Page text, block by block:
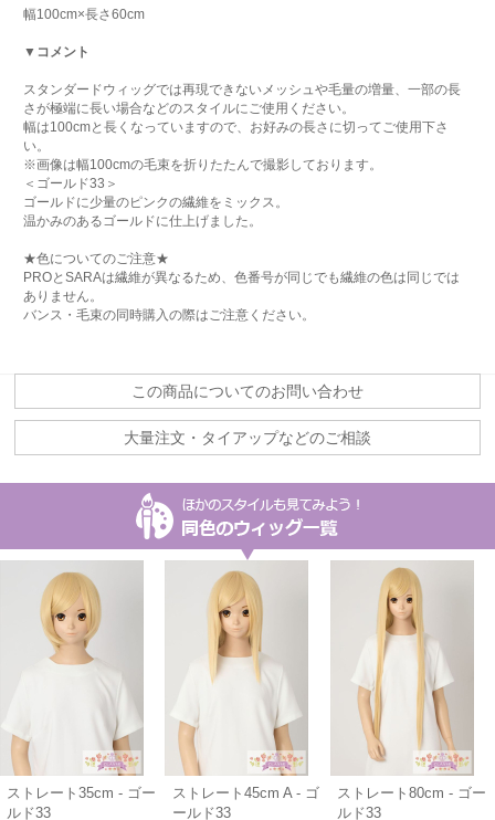
幅100cm×長さ60cm
▼コメント
スタンダードウィッグでは再現できないメッシュや毛量の増量、一部の長
さが極端に長い場合などのスタイルにご使用ください。
幅は100cmと長くなっていますので、お好みの長さに切ってご使用下さ
い。
※画像は幅100cmの毛束を折りたたんで撮影しております。
＜ゴールド33＞
ゴールドに少量のピンクの繊維をミックス。
温かみのあるゴールドに仕上げました。
★色についてのご注意★
PROとSARAは繊維が異なるため、色番号が同じでも繊維の色は同じでは
ありません。
バンス・毛束の同時購入の際はご注意ください。
この商品についてのお問い合わせ
大量注文・タイアップなどのご相談
ストレート35cm - ゴー
ルド33
ストレート45cm A - ゴ
ールド33
ストレート80cm - ゴー
ルド33